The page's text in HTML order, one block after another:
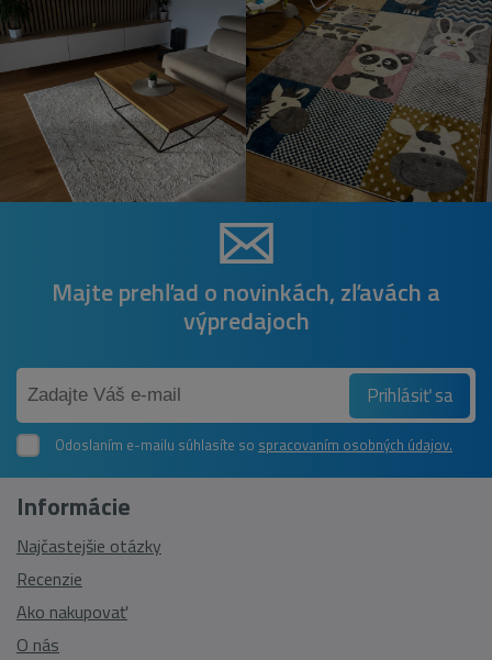
Majte prehľad o novinkách, zľavách a
výpredajoch
Prihlásiť sa
Odoslaním e-mailu súhlasíte so spracovaním osobných údajov.
Informácie
Najčastejšie otázky
Recenzie
Ako nakupovať
O nás